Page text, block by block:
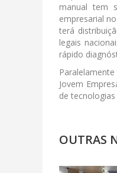
manual tem
empresarial
terá
legais
rápido
Jovem
de
OUTRAS